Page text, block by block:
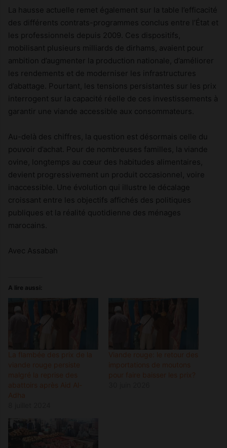
La hausse actuelle remet également sur la table l’efficacité
des différents contrats-programmes conclus entre l’État et
les professionnels depuis 2009. Ces dispositifs,
mobilisant plusieurs milliards de dirhams, avaient pour
ambition d’augmenter la production nationale, d’améliorer
les rendements et de moderniser les infrastructures
d’abattage. Pourtant, les tensions persistantes sur les prix
interrogent sur la capacité réelle de ces investissements à
garantir une viande accessible aux consommateurs.
Au-delà des chiffres, la question est désormais celle du
pouvoir d’achat. Pour de nombreuses familles, la viande
ovine, longtemps au cœur des habitudes alimentaires,
devient progressivement un produit occasionnel, voire
inaccessible. Une évolution qui illustre le décalage
croissant entre les objectifs affichés des politiques
publiques et la réalité quotidienne des ménages
marocains.
Avec Assabah
A lire aussi:
La flambée des prix de la
viande rouge persiste
malgré la reprise des
abattoirs après Aid Al-
Adha
Viande rouge: le retour des
importations de moutons
pour faire baisser les prix?